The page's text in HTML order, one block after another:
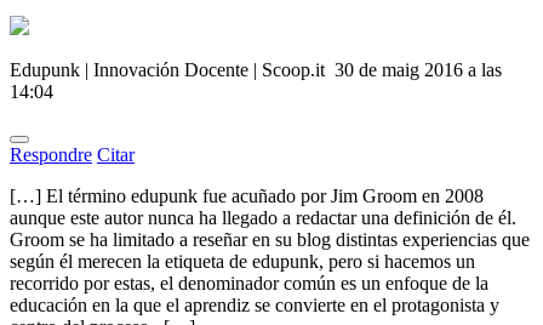
Edupunk | Innovación Docente | Scoop.it 30 de maig 2016 a las
14:04
Respondre Citar
[…] El término edupunk fue acuñado por Jim Groom en 2008
aunque este autor nunca ha llegado a redactar una definición de él.
Groom se ha limitado a reseñar en su blog distintas experiencias que
según él merecen la etiqueta de edupunk, pero si hacemos un
recorrido por estas, el denominador común es un enfoque de la
educación en la que el aprendiz se convierte en el protagonista y